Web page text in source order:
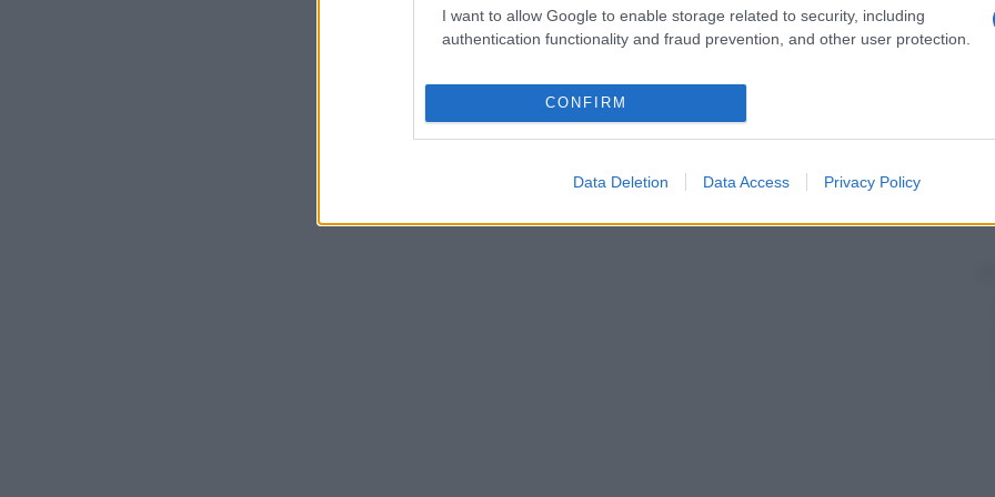
I want to allow Google to enable storage related to security, including
authentication functionality and fraud prevention, and other user protection.
CONFIRM
Data Deletion Data Access Privacy Policy